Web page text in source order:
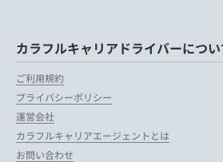
カラフルキャリアドライバーについ
ご利用規約
プライバシーポリシー
運営会社
カラフルキャリアエージェントとは
お問い合わせ